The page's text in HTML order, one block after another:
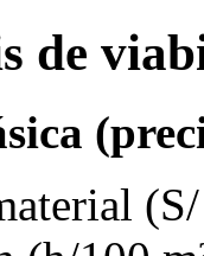
de